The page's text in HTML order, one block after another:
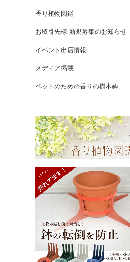
香り植物図鑑
お取引先様 新規募集のお知らせ
イベント出店情報
メディア掲載
ペットのための香りの樹木葬